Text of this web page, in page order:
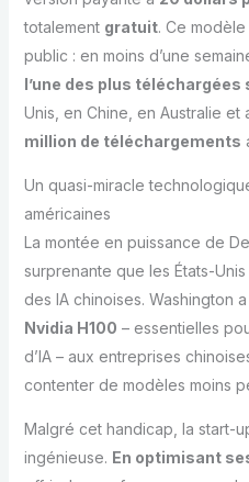
totalement gratuit. Ce
public : en moins d’une
l’une des plus téléchargées
Unis, en Chine, en Australie et
million de téléchargements
Un quasi-miracle
américaines
La montée en puissance de
surprenante que les États-
des IA chinoises. Washington
Nvidia H100 – essentielles
d’IA – aux entreprises
contenter de modèles moins
Malgré cet handicap, la start-
ingénieuse. En optimisant